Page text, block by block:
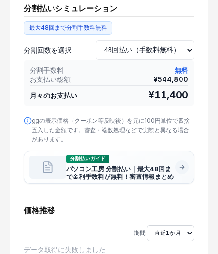
分割払いシミュレーション
最大48回まで分割手数料無料
分割回数を選択
分割手数料
無料
お支払い総額
¥544,800
月々のお支払い
¥11,400
ggの表示価格（クーポン等反映後）を元に100円単位で四捨
五入した金額です。審査・端数処理などで実際と異なる場合
があります。
分割払いガイド
パソコン工房 分割払い｜最大48回ま
で金利手数料が無料！審査情報まとめ
価格推移
期間:
データ取得に失敗しました